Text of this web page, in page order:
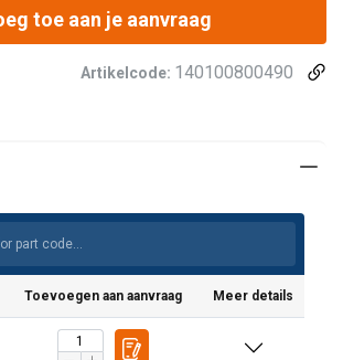
toe aan je aanvraag
Artikelcode: 140100800490
Toevoegen aan aanvraag Meer details